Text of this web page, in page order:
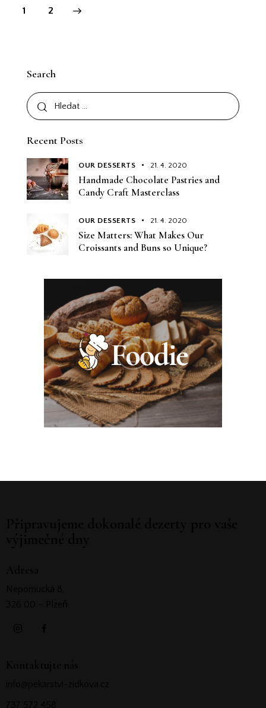
1 2
Search
Recent Posts
OUR DESSERTS 21. 4. 2020
Handmade Chocolate Pastries and
Candy Craft Masterclass
OUR DESSERTS 21. 4. 2020
Size Matters: What Makes Our
Croissants and Buns so Unique?